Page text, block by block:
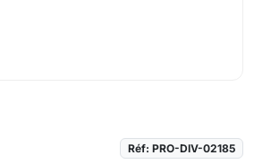
Réf: PRO-DIV-02185